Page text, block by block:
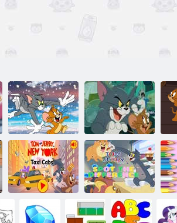
Tom e Jerry:
Runner
Puzzle di Jerry e
Tom
Lo spettacolo di
Tom e Jerry